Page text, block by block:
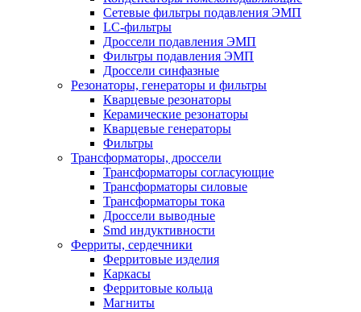
Сетевые фильтры подавления ЭМП
LC-фильтры
Дроссели подавления ЭМП
Фильтры подавления ЭМП
Дроссели синфазные
Резонаторы, генераторы и фильтры
Кварцевые резонаторы
Керамические резонаторы
Кварцевые генераторы
Фильтры
Трансформаторы, дроссели
Трансформаторы согласующие
Трансформаторы силовые
Трансформаторы тока
Дроссели выводные
Smd индуктивности
Ферриты, сердечники
Ферритовые изделия
Каркасы
Ферритовые кольца
Магниты